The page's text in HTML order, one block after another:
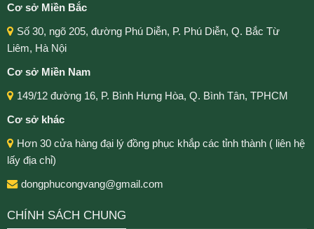
Cơ sở Miền Bắc
Số 30, ngõ 205, đường Phú Diễn, P. Phú Diễn, Q. Bắc Từ
Liêm, Hà Nội
Cơ sở Miền Nam
149/12 đường 16, P. Bình Hưng Hòa, Q. Bình Tân, TPHCM
Cơ sở khác
Hơn 30 cửa hàng đại lý đồng phục khắp các tỉnh thành ( liên hệ
lấy địa chỉ)
dongphucongvang@gmail.com
CHÍNH SÁCH CHUNG